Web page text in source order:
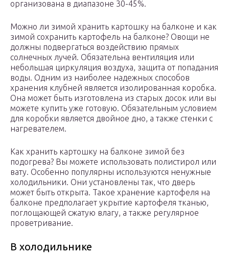
организована в диапазоне 30-45%.
Можно ли зимой хранить картошку на балконе и как
зимой сохранить картофель на балконе? Овощи не
должны подвергаться воздействию прямых
солнечных лучей. Обязательна вентиляция или
небольшая циркуляция воздуха, защита от попадания
воды. Одним из наиболее надежных способов
хранения клубней является изолированная коробка.
Она может быть изготовлена из старых досок или вы
можете купить уже готовую. Обязательным условием
для коробки является двойное дно, а также стенки с
нагревателем.
Как хранить картошку на балконе зимой без
подогрева? Вы можете использовать полистирол или
вату. Особенно популярны используются ненужные
холодильники. Они установлены так, что дверь
может быть открыта. Такое хранение картофеля на
балконе предполагает укрытие картофеля тканью,
поглощающей сжатую влагу, а также регулярное
проветривание.
В холодильнике